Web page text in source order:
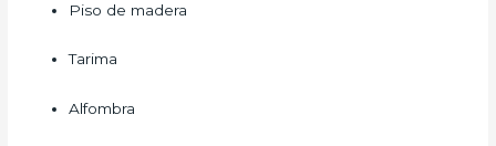
Piso de madera
Tarima
Alfombra